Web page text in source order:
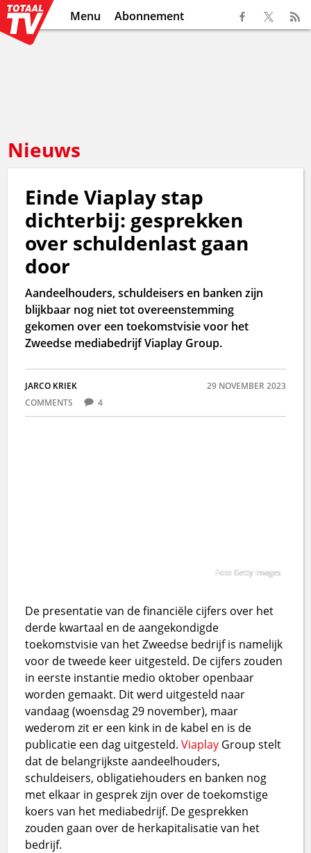
Menu Abonnement
Nieuws
Einde Viaplay stap
dichterbij: gesprekken
over schuldenlast gaan
door
Aandeelhouders, schuldeisers en banken zijn
blijkbaar nog niet tot overeenstemming
gekomen over een toekomstvisie voor het
Zweedse mediabedrijf Viaplay Group.
JARCO KRIEK
29 NOVEMBER 2023
COMMENTS
4
Foto Getty Images
De presentatie van de financiële cijfers over het
derde kwartaal en de aangekondigde
toekomstvisie van het Zweedse bedrijf is namelijk
voor de tweede keer uitgesteld. De cijfers zouden
in eerste instantie medio oktober openbaar
worden gemaakt. Dit werd uitgesteld naar
vandaag (woensdag 29 november), maar
wederom zit er een kink in de kabel en is de
publicatie een dag uitgesteld.Viaplay Group stelt
dat de belangrijkste aandeelhouders,
schuldeisers, obligatiehouders en banken nog
met elkaar in gesprek zijn over de toekomstige
koers van het mediabedrijf. De gesprekken
zouden gaan over de herkapitalisatie van het
bedrijf.